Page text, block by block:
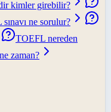
kimler girebilir?
ne sorulur?
TOEFL nereden
zaman?